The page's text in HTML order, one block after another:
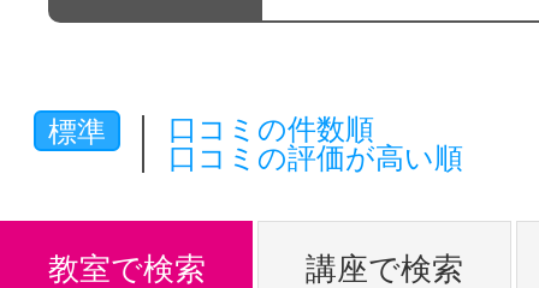
やりたいこ
特集をみる
標準
口コミの件数順
口コミの評価が高い順
教室で検索 講座で検索